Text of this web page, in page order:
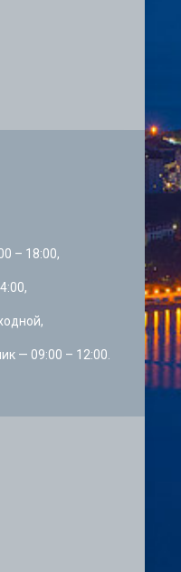
– 18:00,
— 09:00 – 12:00.